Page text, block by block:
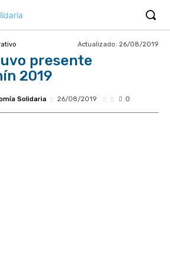
Actualizado: 26/08/2019
presente
2019
Solidaria 26/08/2019 0